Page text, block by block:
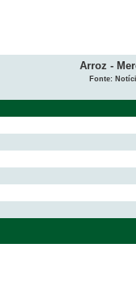
Arroz -
Fonte: